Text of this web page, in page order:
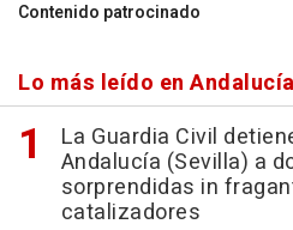
Contenido patrocinado
Lo más leído en Andalucía
La Guardia Civil
Andalucía (Sevilla) a
sorprendidas in
catalizadores